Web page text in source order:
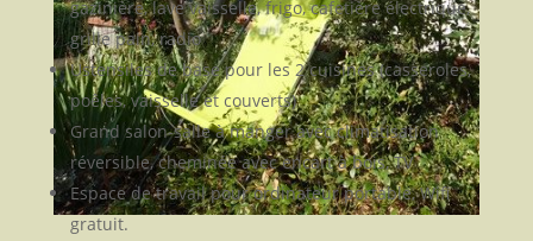
gazinière, lave vaisselle, frigo, cafetière électrique,
grille pain, radio
Ustensiles de base pour les 2 cuisines (casseroles,
poêles, vaisselle et couverts)
Grand salon-salle à manger avec climatisation
réversible, cheminée avec encart à bois, TV
Espace de travail pour ordinateur portable, Wifi
gratuit.